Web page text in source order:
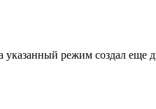
режим создал еще